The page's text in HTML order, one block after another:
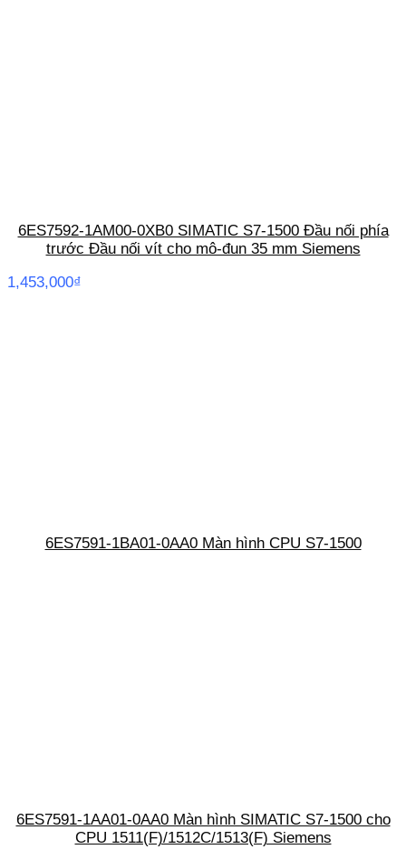
6ES7592-1AM00-0XB0 SIMATIC S7-1500 Đầu nối phía
trước Đầu nối vít cho mô-đun 35 mm Siemens
1,453,000₫
6ES7591-1BA01-0AA0 Màn hình CPU S7-1500
6ES7591-1AA01-0AA0 Màn hình SIMATIC S7-1500 cho
CPU 1511(F)/1512C/1513(F) Siemens